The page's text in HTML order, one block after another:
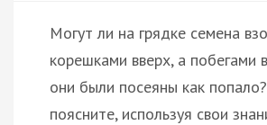
Могут ли на грядке семена
корешками вверх, а побегами
они были посеяны как
поясните, используя свои